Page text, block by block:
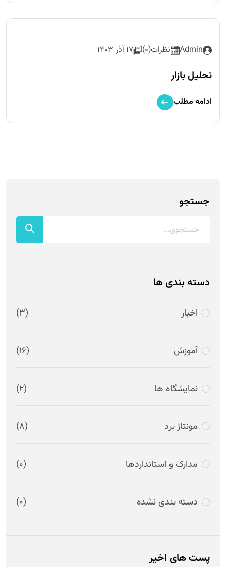
Admin نظرات(0) 17 آذر 1403
تحلیل بازار
ادامه مطلب
جستجو
دسته بندی ها
اخبار (3)
آموزش (16)
نمایشگاه ها (2)
مونتاژ برد (8)
مدارک و استانداردها (0)
دسته بندی نشده (0)
پست های اخیر